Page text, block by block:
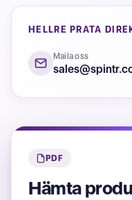
HELLRE PRATA
Maila oss
PDF
Hämta